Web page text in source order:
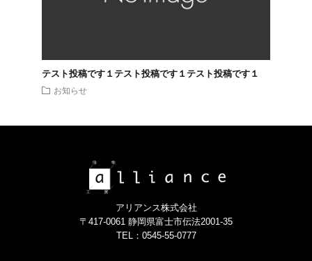
テスト投稿です１テスト投稿です１テスト投稿です１
お知らせ
アリアンス株式会社
〒417-0061 静岡県富士市伝法2001-35
TEL：0545-55-0777